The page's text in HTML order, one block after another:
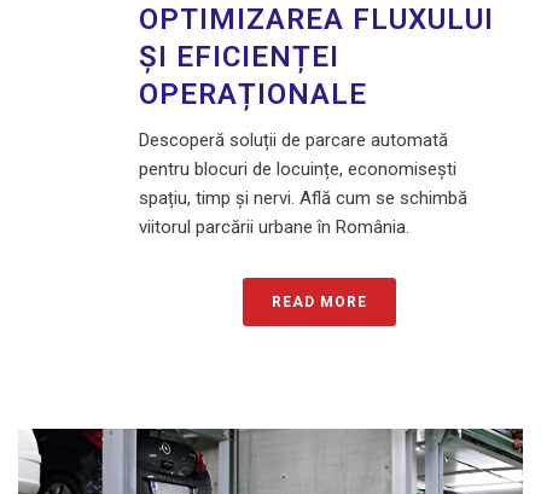
OPTIMIZAREA FLUXULUI
ȘI EFICIENȚEI
OPERAȚIONALE
Descoperă soluții de parcare automată
pentru blocuri de locuințe, economisești
spațiu, timp și nervi. Află cum se schimbă
viitorul parcării urbane în România.
READ MORE